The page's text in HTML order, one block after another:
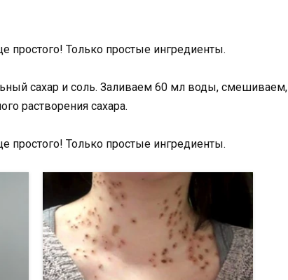
сахар и соль. Заливаем 60 мл воды, смешиваем,
растворения сахара.